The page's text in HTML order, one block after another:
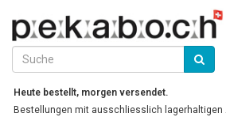
Heute bestellt, morgen versendet.
Bestellungen mit ausschliesslich lagerhaltigen